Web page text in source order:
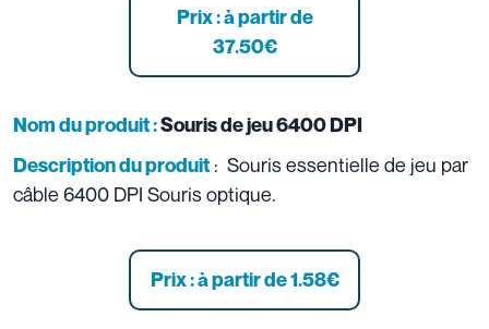
Prix : à partir de
37.50€
Nom du produit :Souris de jeu6400 DPI
Description du produit : Souris essentielle de jeu par
câble 6400 DPI Souris optique.
Prix : à partir de 1.58€